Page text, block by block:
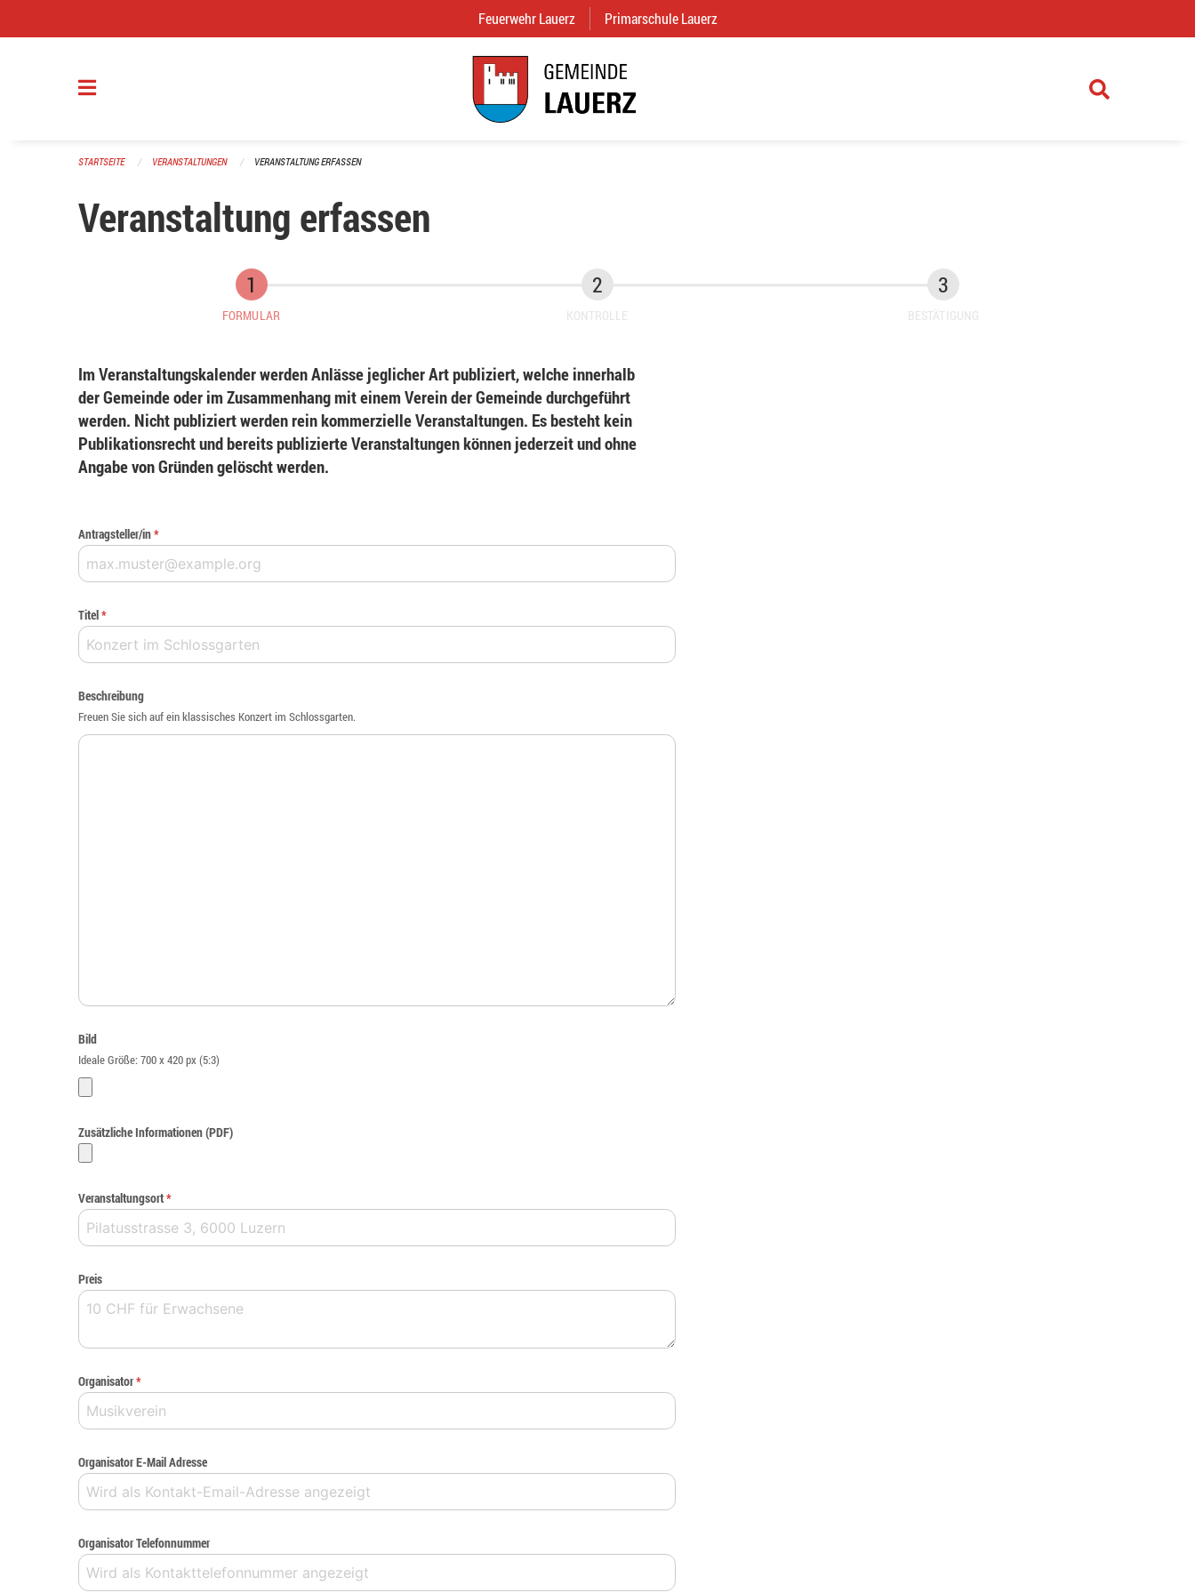
Feuerwehr Lauerz (External Link)
Primarschule Lauerz
STARTSEITE VERANSTALTUNGEN VERANSTALTUNG ERFASSEN
Veranstaltung erfassen
FORMULAR KONTROLLE BESTÄTIGUNG
Im Veranstaltungskalender werden Anlässe jeglicher Art publiziert, welche innerhalb
der Gemeinde oder im Zusammenhang mit einem Verein der Gemeinde durchgeführt
werden. Nicht publiziert werden rein kommerzielle Veranstaltungen. Es besteht kein
Publikationsrecht und bereits publizierte Veranstaltungen können jederzeit und ohne
Angabe von Gründen gelöscht werden.
Antragsteller/in*
Titel*
Beschreibung
Freuen Sie sich auf ein klassisches Konzert im Schlossgarten.
Bild
Ideale Größe: 700 x 420 px (5:3)
Zusätzliche Informationen (PDF)
Veranstaltungsort*
Preis
Organisator*
Organisator E-Mail Adresse
Organisator Telefonnummer